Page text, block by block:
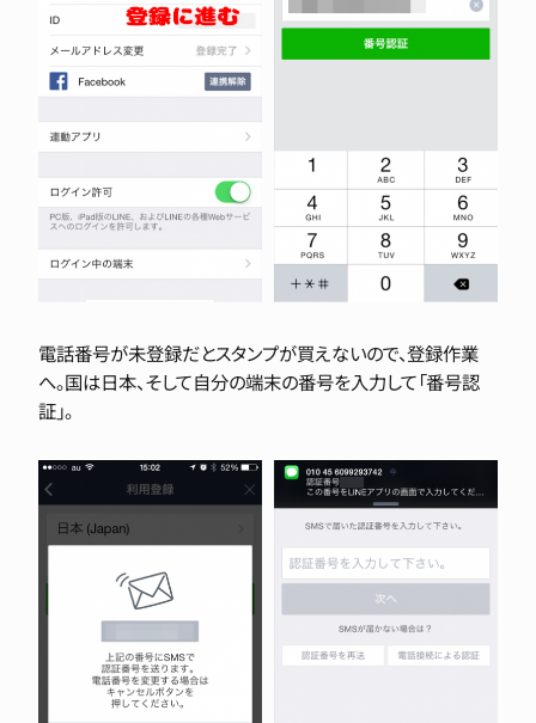
電話番号が未登録だとスタンプが買えないので、登録作業
へ。国は日本、そして自分の端末の番号を入力して「番号認
証」。